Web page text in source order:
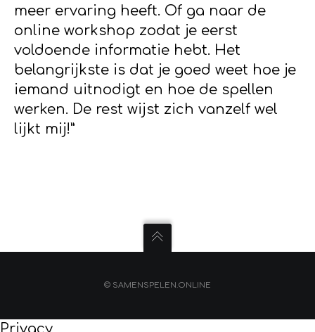
meer ervaring heeft. Of ga naar de
online workshop zodat je eerst
voldoende informatie hebt. Het
belangrijkste is dat je goed weet hoe je
iemand uitnodigt en hoe de spellen
werken. De rest wijst zich vanzelf wel
lijkt mij!”
© SAMENSPELEN.ONLINE